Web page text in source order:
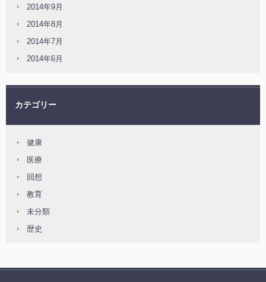
2014年9月
2014年8月
2014年7月
2014年6月
カテゴリー
健康
医療
回想
教育
未分類
歴史